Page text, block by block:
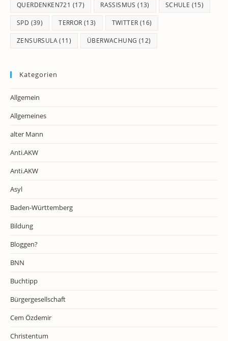
QUERDENKEN721 (17) RASSISMUS (13) SCHULE (15)
SPD (39) TERROR (13) TWITTER (16)
ZENSURSULA(11) ÜBERWACHUNG (12)
Kategorien
Allgemein
Allgemeines
alter Mann
Anti.AKW
Anti.AKW
Asyl
Baden-Württemberg
Bildung
Bloggen?
BNN
Buchtipp
Bürgergesellschaft
Cem Özdemir
Christentum